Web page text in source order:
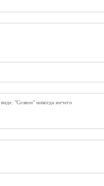
"Созвон" никогда ничего